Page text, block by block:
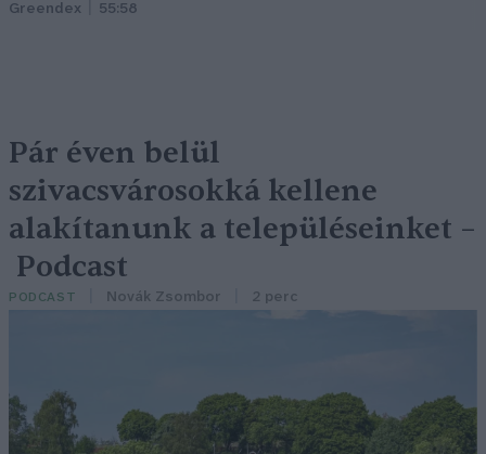
Greendex 55:58
Pár éven belül
szivacsvárosokká kellene
alakítanunk a településeinket –
Podcast
PODCAST Novák Zsombor 2 perc